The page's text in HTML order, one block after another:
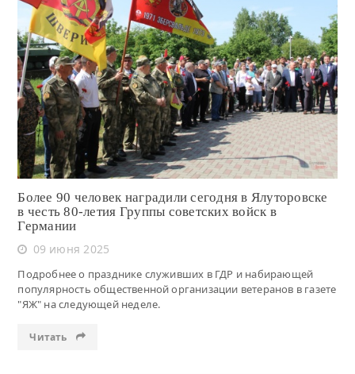
Читать
Более 90 человек наградили сегодня в Ялуторовске
в честь 80-летия Группы советских войск в
Германии
09 июня 2025
Подробнее о празднике служивших в ГДР и набирающей
популярность общественной организации ветеранов в газете
"ЯЖ" на следующей неделе.
Читать